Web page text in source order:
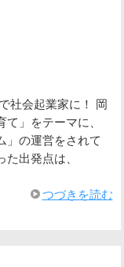
社会起業家に！ 岡
」をテーマに、
」の運営をされて
出発点は、
つづきを読む